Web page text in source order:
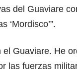
del Guaviare
‘Mordisco’”.
Guaviare. He
las fuerzas